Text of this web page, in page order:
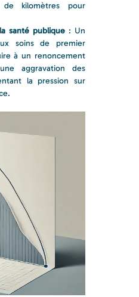
de kilomètres pour
santé publique : Un
soins de premier
à un renoncement
aggravation des
la pression sur